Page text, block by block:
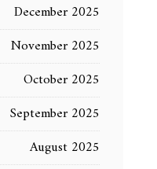
December 2025
November 2025
October 2025
September 2025
August 2025